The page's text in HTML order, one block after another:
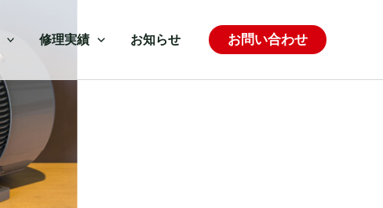
修理実績 お知らせ お問い合わせ